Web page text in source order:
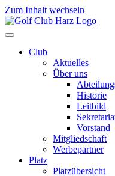
Zum Inhalt wechseln
Club
Aktuelles
Über uns
Historie
Leitbild
Vorstand
Mitgliedschaft
Werbepartner
Platz
Platzübersicht